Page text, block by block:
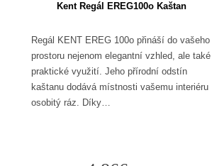
Kent Regál EREG100o Kaštan
Regál KENT EREG 100o přináší do vašeho
prostoru nejenom elegantní vzhled, ale také
praktické využití. Jeho přírodní odstín
kaštanu dodává místnosti vašemu interiéru
osobitý ráz. Díky…